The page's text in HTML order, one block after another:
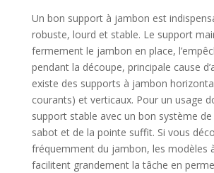
Un bon support à jambon est
robuste, lourd et stable. Le support
fermement le jambon en place,
pendant la découpe, principale cause
existe des supports à jambon
courants) et verticaux. Pour un usage
support stable avec un bon système
sabot et de la pointe suffit. Si vous
fréquemment du jambon, les modèles
facilitent grandement la tâche en